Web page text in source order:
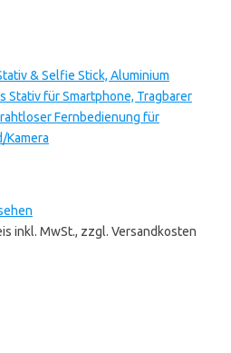
& Selfie Stick, Aluminium
Stativ für Smartphone, Tragbarer
Fernbedienung für
Kamera
inkl. MwSt., zzgl. Versandkosten